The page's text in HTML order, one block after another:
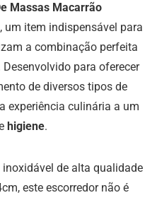
Massas Macarrão
, um item indispensável para
a combinação perfeita
para oferecer
de diversos tipos de
experiência culinária a um
higiene.
de alta qualidade
este escorredor não é